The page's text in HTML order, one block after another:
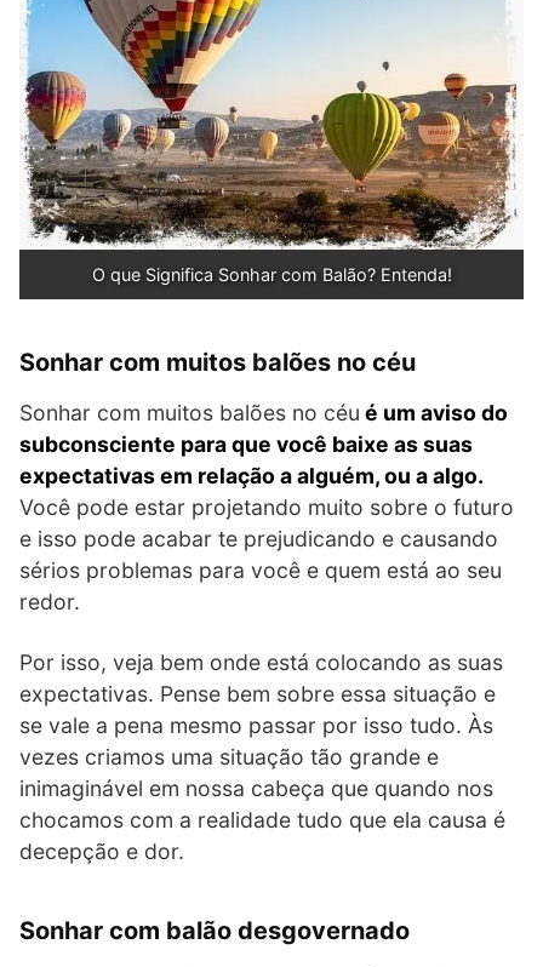
O que Significa Sonhar com Balão? Entenda!
Sonhar com muitos balões no céu
Sonhar com muitos balões no céu é um aviso do
subconsciente para que você baixe as suas
expectativas em relação a alguém, ou a algo.
Você pode estar projetando muito sobre o futuro
e isso pode acabar te prejudicando e causando
sérios problemas para você e quem está ao seu
redor.
Por isso, veja bem onde está colocando as suas
expectativas. Pense bem sobre essa situação e
se vale a pena mesmo passar por isso tudo. Às
vezes criamos uma situação tão grande e
inimaginável em nossa cabeça que quando nos
chocamos com a realidade tudo que ela causa é
decepção e dor.
Sonhar com balão desgovernado